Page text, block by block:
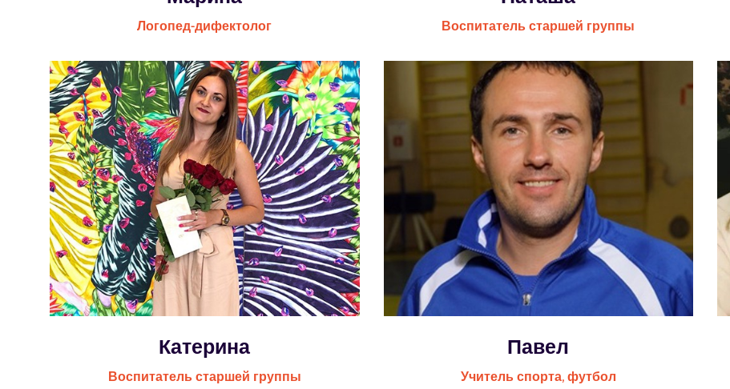
Логопед-дифектолог Воспитатель старшей группы
Катерина
Воспитатель старшей группы
Павел
Учитель спорта, футбол